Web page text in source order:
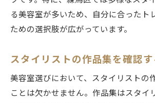
る美容室が多いため、自分に合ったト
ための選択肢が広がっています。
スタイリストの作品集を確認
美容室選びにおいて、スタイリストの
ことは欠かせません。作品集はスタイ